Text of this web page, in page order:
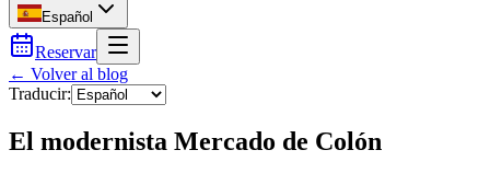
Español
Reservar
← Volver al blog
Traducir:
El modernista Mercado de Colón